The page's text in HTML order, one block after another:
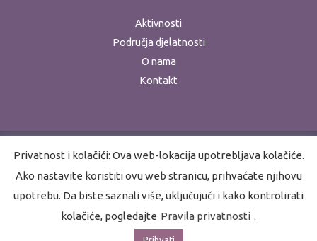
Aktivnosti
Područja djelatnosti
O nama
Kontakt
Copyright © 2026 Akademija za razvojnu rehabilitaciju
Pravila privatnosti
Privatnost i kolačići: Ova web-lokacija upotrebljava kolačiće.
Ako nastavite koristiti ovu web stranicu, prihvaćate njihovu
upotrebu. Da biste saznali više, uključujući i kako kontrolirati
kolačiće, pogledajte Pravila privatnosti .